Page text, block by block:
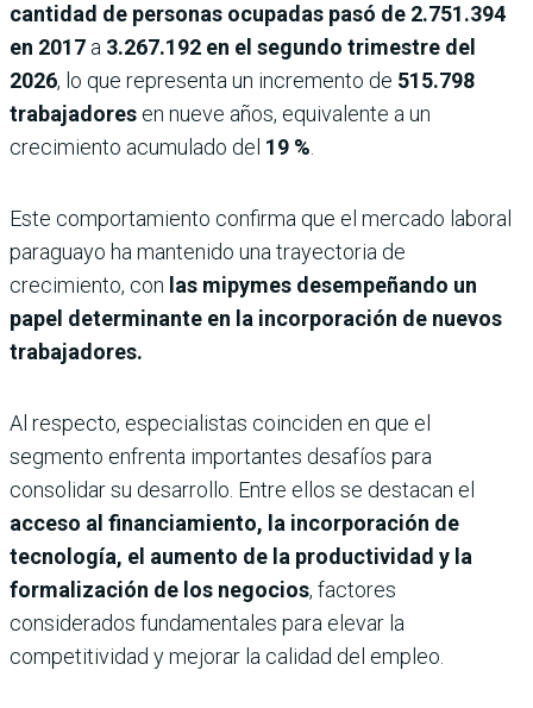
cantidad de personas ocupadas pasó de 2.751.394
en 2017 a 3.267.192 en el segundo trimestre del
2026, lo que representa un incremento de 515.798
trabajadores en nueve años, equivalente a un
crecimiento acumulado del 19 %
Este comportamiento confirma que el mercado laboral
paraguayo ha mantenido una trayectoria de
crecimiento, con las mipymes desempeñando un
papel determinante en la incorporación de nuevos
trabajadores.
Al respecto, especialistas coinciden en que el
segmento enfrenta importantes desafíos para
consolidar su desarrollo. Entre ellos se destacan el
acceso al financiamiento, la incorporación de
tecnología, el aumento de la productividad y la
formalización de los negocios, factores
considerados fundamentales para elevar la
competitividad y mejorar la calidad del empleo.